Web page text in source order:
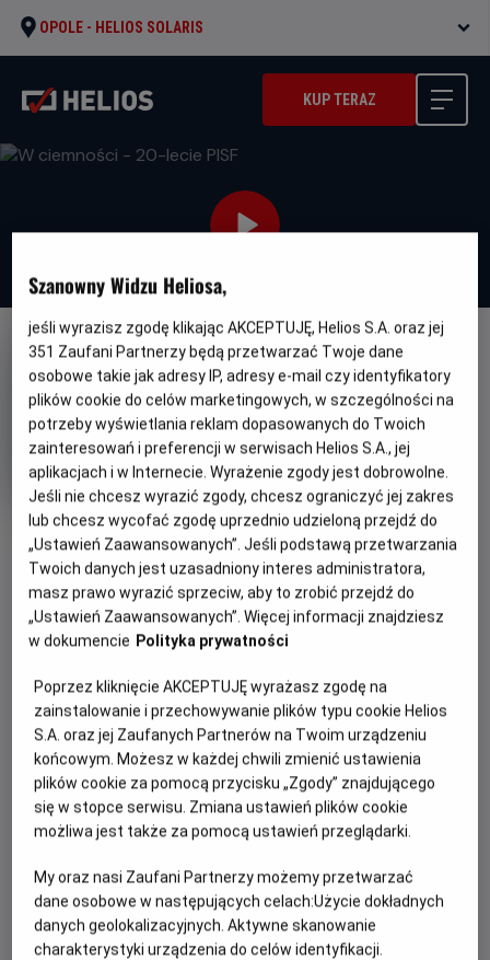
OPOLE - HELIOS SOLARIS
KUP TERAZ
FILM POLSKI
OBSERWUJ
W ciemności - 20-lecie PISF
Oryginalny
tytuł
In Darkness Gatunek
Wojenny / Dramat
13 lat
Czas
trwania
145 min
Kraj
i
rok
produkcji
Kanada, Niemcy, Polska
PREMIERA
5 stycznia 2012
Agnieszka Holland David F. Shamoon
OBSADA
Robert Więckiewicz, Benno Furmann, Agnieszka Grochowska
WIĘCEJ SZCZEGÓŁÓW
OPIS FILMU
Katolik… grzesznik... drobny złodziejaszek… Leopold Socha,
Polak ze Lwowa - przez ponad rok pomagał i dawał
schronienie ukrywającej się w kanałach grupie uciekinierów
z getta. Za pieniądze. Jednak to, co wydawało się okazją
do zarobku, doprowadziło do powstania głębokiej więzi
heroiczną walkę o ich życie.
Szanowny Widzu Heliosa,
jeśli wyrazisz zgodę klikając AKCEPTUJĘ, Helios S.A. oraz jej
351 Zaufani Partnerzy będą przetwarzać Twoje dane
osobowe takie jak adresy IP, adresy e-mail czy identyfikatory
plików cookie do celów marketingowych, w szczególności na
potrzeby wyświetlania reklam dopasowanych do Twoich
zainteresowań i preferencji w serwisach Helios S.A., jej
aplikacjach i w Internecie. Wyrażenie zgody jest dobrowolne.
Jeśli nie chcesz wyrazić zgody, chcesz ograniczyć jej zakres
lub chcesz wycofać zgodę uprzednio udzieloną przejdź do
„Ustawień Zaawansowanych”. Jeśli podstawą przetwarzania
Twoich danych jest uzasadniony interes administratora,
masz prawo wyrazić sprzeciw, aby to zrobić przejdź do
„Ustawień Zaawansowanych”. Więcej informacji znajdziesz
w dokumencie Polityka prywatności
Poprzez kliknięcie AKCEPTUJĘ wyrażasz zgodę na
zainstalowanie i przechowywanie plików typu cookie Helios
S.A. oraz jej Zaufanych Partnerów na Twoim urządzeniu
końcowym. Możesz w każdej chwili zmienić ustawienia
plików cookie za pomocą przycisku „Zgody” znajdującego
się w stopce serwisu. Zmiana ustawień plików cookie
możliwa jest także za pomocą ustawień przeglądarki.
My oraz nasi Zaufani Partnerzy możemy przetwarzać
dane osobowe w następujących celach:Użycie dokładnych
danych geolokalizacyjnych. Aktywne skanowanie
charakterystyki urządzenia do celów identyfikacji.